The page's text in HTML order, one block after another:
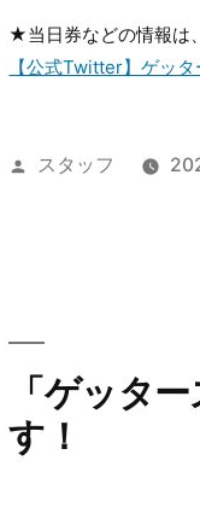
★当日券などの情報は
【公式Twitter】ゲッ
投
スタッフ
「ゲッタ
す！